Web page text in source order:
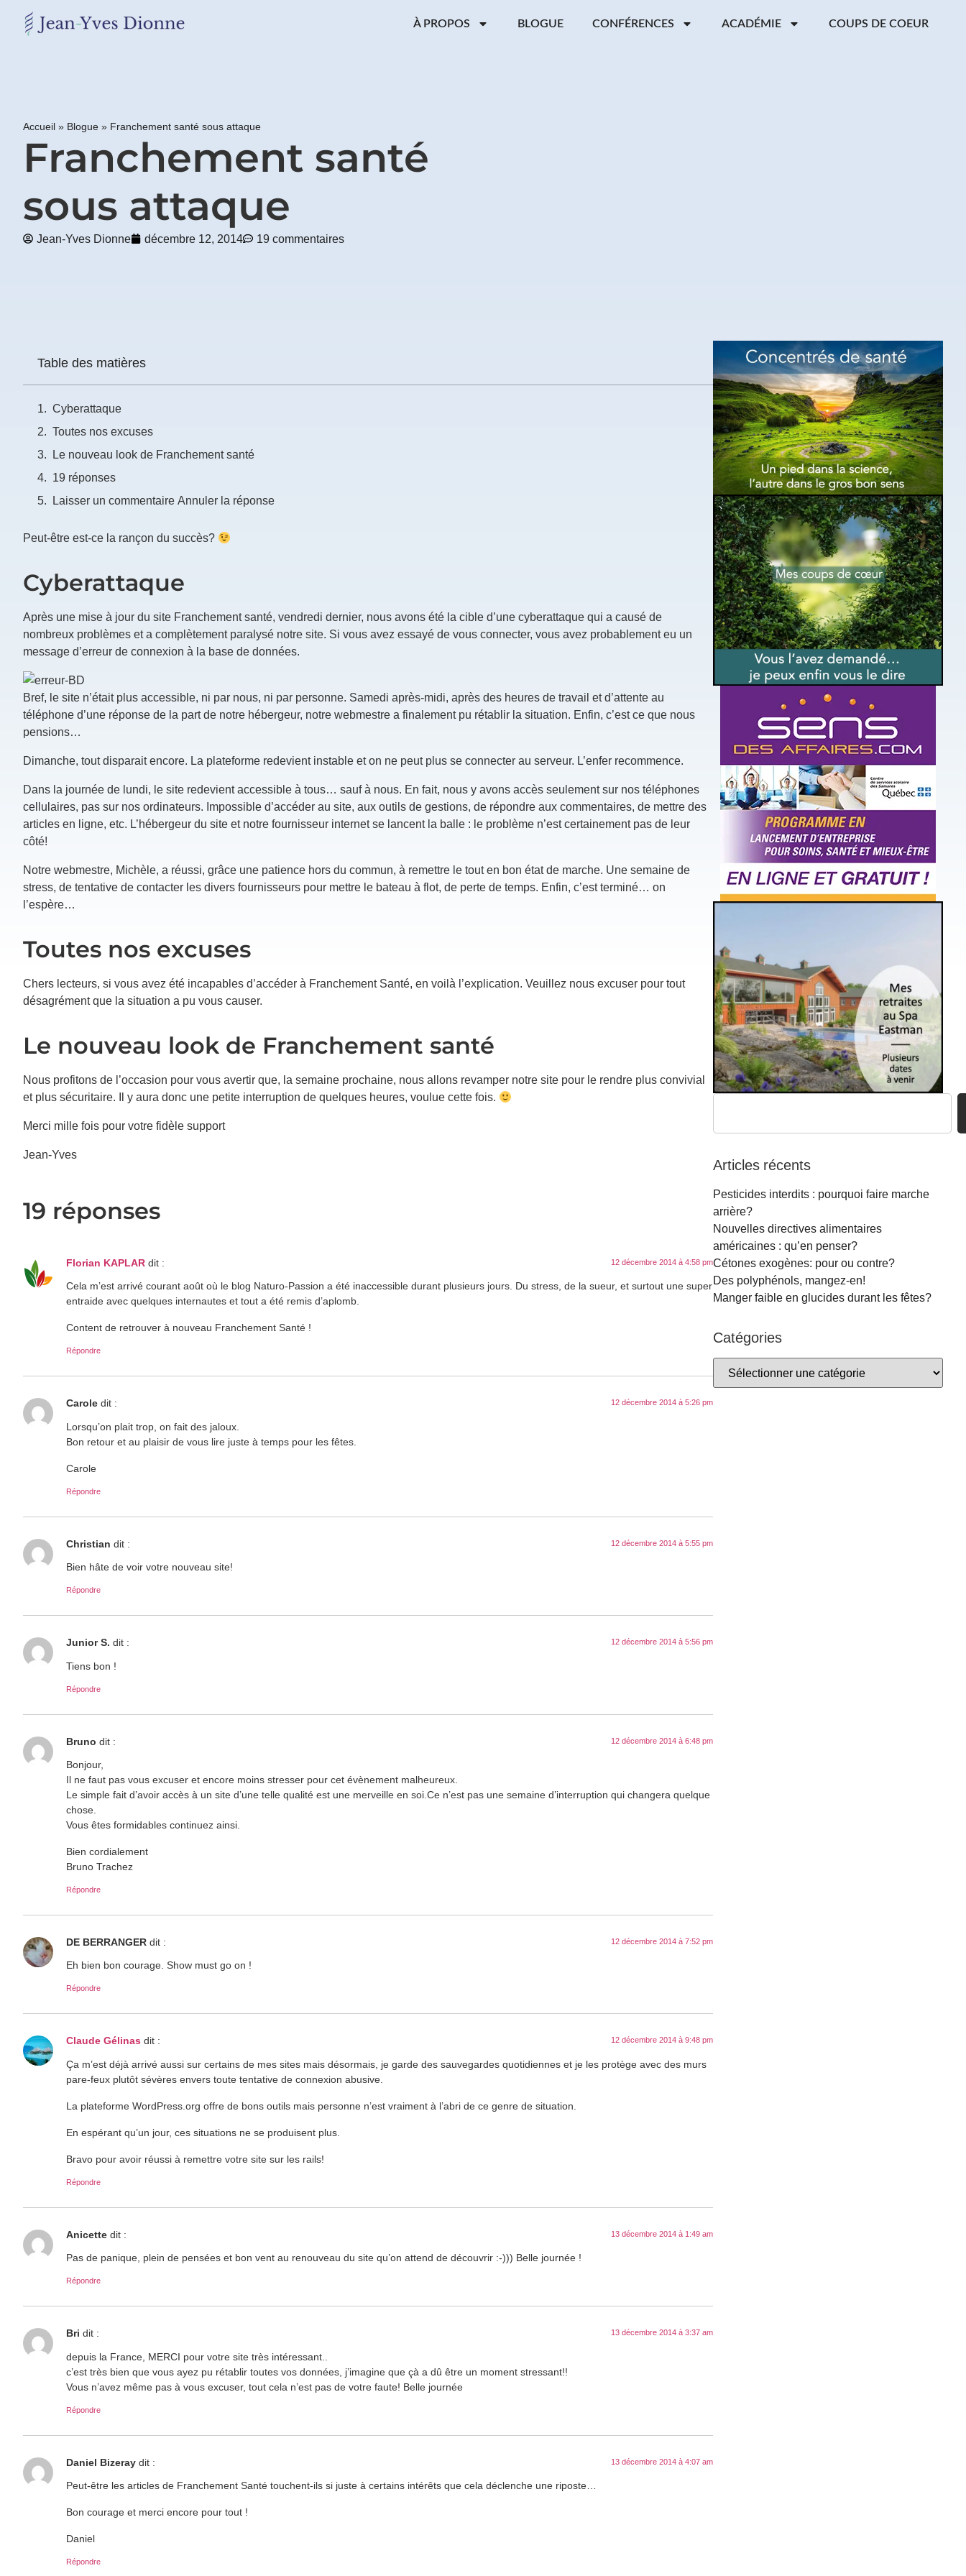
À PROPOS BLOGUE CONFÉRENCES ACADÉMIE COUPS DE COEUR
Accueil » Blogue » Franchement santé sous attaque
Franchement santé
sous attaque
Jean-Yves Dionne décembre 12, 2014 19 commentaires
Table des matières
Cyberattaque
Toutes nos excuses
Le nouveau look de Franchement santé
19 réponses
Laisser un commentaire Annuler la réponse
Peut-être est-ce la rançon du succès?
Cyberattaque
Après une mise à jour du site Franchement santé, vendredi dernier, nous avons été la cible d’une cyberattaque qui a causé de
nombreux problèmes et a complètement paralysé notre site. Si vous avez essayé de vous connecter, vous avez probablement eu un
message d’erreur de connexion à la base de données.
Bref, le site n’était plus accessible, ni par nous, ni par personne. Samedi après-midi, après des heures de travail et d’attente au
téléphone d’une réponse de la part de notre hébergeur, notre webmestre a finalement pu rétablir la situation. Enfin, c’est ce que nous
pensions…
Dimanche, tout disparait encore. La plateforme redevient instable et on ne peut plus se connecter au serveur. L’enfer recommence.
Dans la journée de lundi, le site redevient accessible à tous… sauf à nous. En fait, nous y avons accès seulement sur nos téléphones
cellulaires, pas sur nos ordinateurs. Impossible d’accéder au site, aux outils de gestions, de répondre aux commentaires, de mettre des
articles en ligne, etc. L’hébergeur du site et notre fournisseur internet se lancent la balle : le problème n’est certainement pas de leur
côté!
Notre webmestre, Michèle, a réussi, grâce une patience hors du commun, à remettre le tout en bon état de marche. Une semaine de
stress, de tentative de contacter les divers fournisseurs pour mettre le bateau à flot, de perte de temps. Enfin, c’est terminé… on
l’espère…
Toutes nos excuses
Chers lecteurs, si vous avez été incapables d’accéder à Franchement Santé, en voilà l’explication. Veuillez nous excuser pour tout
désagrément que la situation a pu vous causer.
Le nouveau look de Franchement santé
Nous profitons de l’occasion pour vous avertir que, la semaine prochaine, nous allons revamper notre site pour le rendre plus convivial
et plus sécuritaire. Il y aura donc une petite interruption de quelques heures, voulue cette fois.
Merci mille fois pour votre fidèle support
Jean-Yves
19 réponses
Florian KAPLAR dit : 12 décembre 2014 à 4:58 pm
Cela m’est arrivé courant août où le blog Naturo-Passion a été inaccessible durant plusieurs jours. Du stress, de la sueur, et surtout une super
entraide avec quelques internautes et tout a été remis d’aplomb.
Content de retrouver à nouveau Franchement Santé !
Répondre
Carole dit : 12 décembre 2014 à 5:26 pm
Lorsqu’on plait trop, on fait des jaloux.
Bon retour et au plaisir de vous lire juste à temps pour les fêtes.
Carole
Répondre
Christian dit : 12 décembre 2014 à 5:55 pm
Bien hâte de voir votre nouveau site!
Répondre
Junior S. dit : 12 décembre 2014 à 5:56 pm
Tiens bon !
Répondre
Bruno dit : 12 décembre 2014 à 6:48 pm
Bonjour,
Il ne faut pas vous excuser et encore moins stresser pour cet évènement malheureux.
Le simple fait d’avoir accès à un site d’une telle qualité est une merveille en soi.Ce n’est pas une semaine d’interruption qui changera quelque
chose.
Vous êtes formidables continuez ainsi.
Bien cordialement
Bruno Trachez
Répondre
DE BERRANGER dit : 12 décembre 2014 à 7:52 pm
Eh bien bon courage. Show must go on !
Répondre
Claude Gélinas dit : 12 décembre 2014 à 9:48 pm
Ça m’est déjà arrivé aussi sur certains de mes sites mais désormais, je garde des sauvegardes quotidiennes et je les protège avec des murs
pare-feux plutôt sévères envers toute tentative de connexion abusive.
La plateforme WordPress.org offre de bons outils mais personne n’est vraiment à l’abri de ce genre de situation.
En espérant qu’un jour, ces situations ne se produisent plus.
Bravo pour avoir réussi à remettre votre site sur les rails!
Répondre
Anicette dit : 13 décembre 2014 à 1:49 am
Pas de panique, plein de pensées et bon vent au renouveau du site qu’on attend de découvrir :-))) Belle journée !
Répondre
Bri dit : 13 décembre 2014 à 3:37 am
depuis la France, MERCI pour votre site très intéressant..
c’est très bien que vous ayez pu rétablir toutes vos données, j’imagine que çà a dû être un moment stressant!!
Vous n’avez même pas à vous excuser, tout cela n’est pas de votre faute! Belle journée
Répondre
Daniel Bizeray dit : 13 décembre 2014 à 4:07 am
Peut-être les articles de Franchement Santé touchent-ils si juste à certains intérêts que cela déclenche une riposte…
Bon courage et merci encore pour tout !
Daniel
Répondre
Articles récents
Pesticides interdits : pourquoi faire marche
arrière?
Nouvelles directives alimentaires
américaines : qu’en penser?
Cétones exogènes: pour ou contre?
Des polyphénols, mangez-en!
Manger faible en glucides durant les fêtes?
Catégories
Obtenez
gratuitement
mon
GRAS,
MAUVAIS
GRAS"
Prénom
Courriel
Vous
vous
désabonner
temps
Je
m'abonne